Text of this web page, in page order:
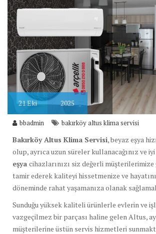
21Eki 2025
bbadmin bakırköy altus klima servisi
Bakırköy Altus Klima Servisi, beyaz eşya
olup, ayrıca uzun süreler kullanacağınız ve iyi
eşya cihazlarınızı siz değerli
tamir ederek kaliteyi hissetmenize ve
döneminde rahat yaşamanıza olanak
Sunduğu yüksek kaliteli ürünlerle evlerin ve
vazgeçilmez bir parçası haline gelen Altus,
müşterilerine üstün servis hizmetleri